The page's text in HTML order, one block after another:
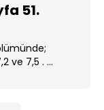
51.
ve 7,5 . ...